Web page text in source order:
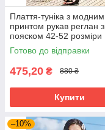
Плаття-туніка з модним
принтом рукав реглан з
пояском 42-52 розміри
Готово до відправки
475,20 ₴ 880 ₴
Купити
–10%